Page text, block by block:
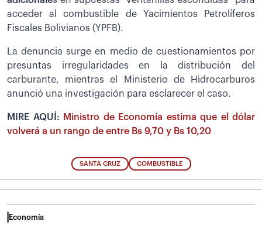
acceder al combustible de Yacimientos Petrolíferos
Fiscales Bolivianos (YPFB).
La denuncia surge en medio de cuestionamientos por
presuntas irregularidades en la distribución del
carburante, mientras el Ministerio de Hidrocarburos
anunció una investigación para esclarecer el caso.
MIRE AQUÍ:
Ministro de Economía estima que el dólar
volverá a un rango de entre Bs 9,70 y Bs 10,20
SANTA CRUZ COMBUSTIBLE
Economía